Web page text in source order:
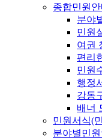
종합민원안
분야
민원
여권
편리
민원
행정
강동
배너
민원서식(
분야별민원